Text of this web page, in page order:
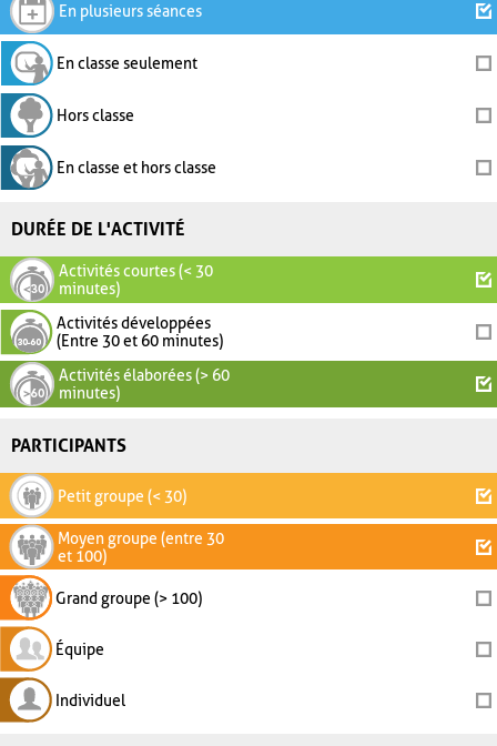
En plusieurs séances
En classe seulement
Hors classe
En classe et hors classe
DURÉE DE L'ACTIVITÉ
Activités courtes (< 30
minutes)
Activités développées
(Entre 30 et 60 minutes)
Activités élaborées (> 60
minutes)
PARTICIPANTS
Petit groupe (< 30)
Moyen groupe (entre 30
et 100)
Grand groupe (> 100)
Équipe
Individuel